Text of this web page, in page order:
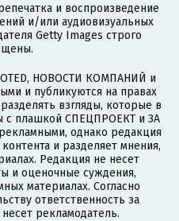
и воспроизведение
и/или аудиовизуальных
Getty Images строго
НОВОСТИ КОМПАНИЙ и
и публикуются на правах
взгляды, которые в
с плашкой СПЕЦПРОЕКТ и ЗА
однако редакция
и разделяет мнения,
Редакция не несет
и оценочные суждения,
материалах. Согласно
ответственность за
рекламодатель.